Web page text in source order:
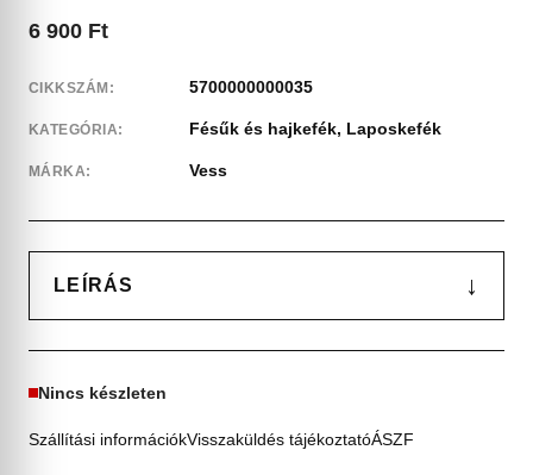
6 900 Ft
CIKKSZÁM: 5700000000035
KATEGÓRIA: Fésűk és hajkefék, Laposkefék
MÁRKA: Vess
LEÍRÁS ↓
Nincs készleten
Szállítási információkVisszaküldés tájékoztatóÁSZF